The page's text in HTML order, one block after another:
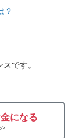
？
です。
になる
>